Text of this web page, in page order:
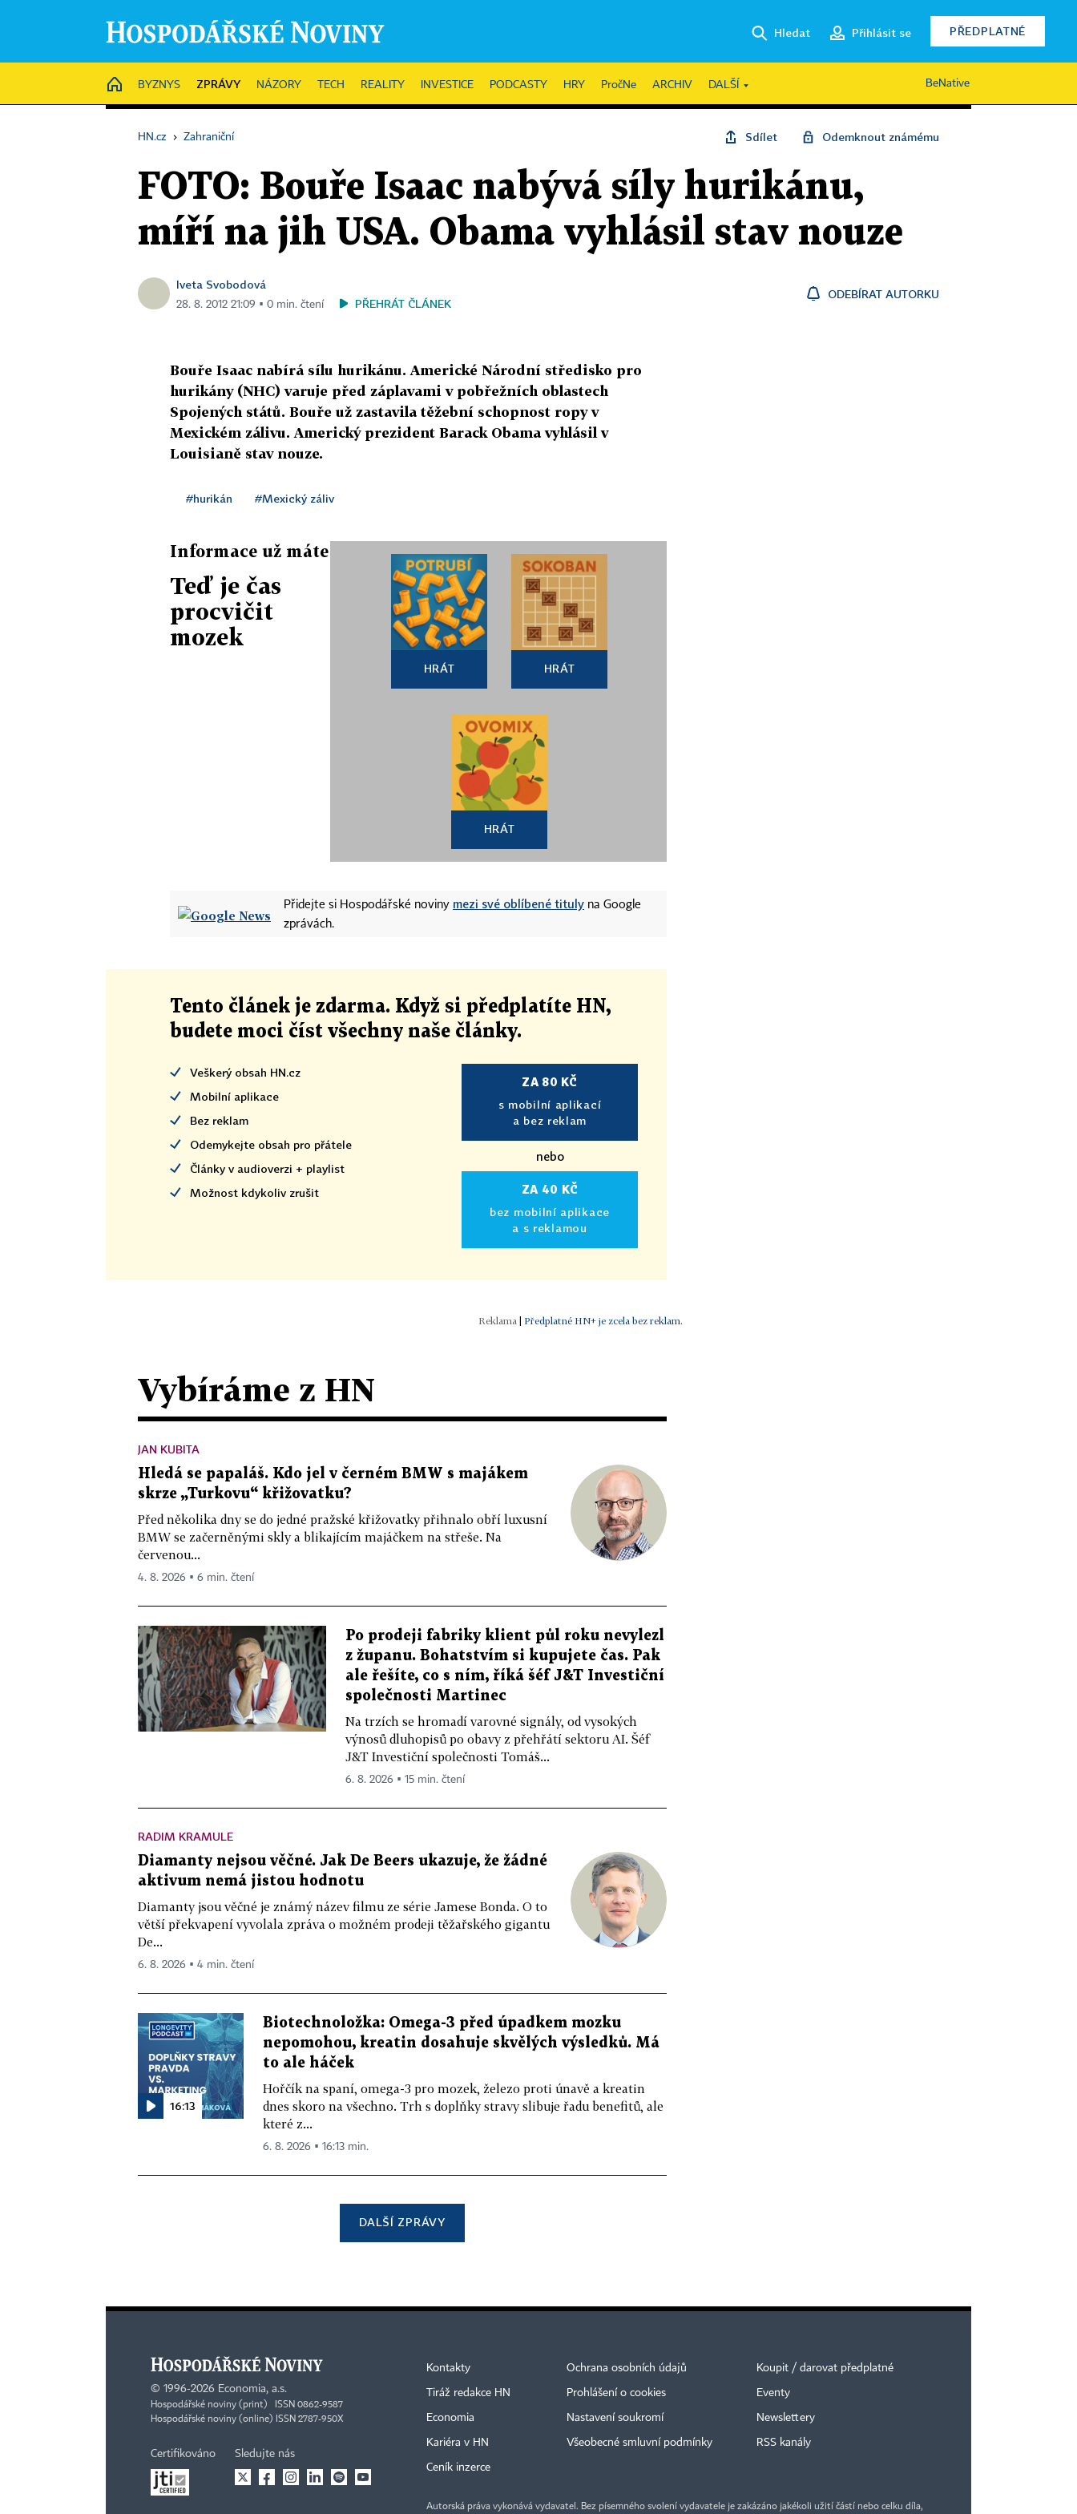
Hledat Přihlásit se PŘEDPLATNÉ
HOME
BYZNYS ZPRÁVY NÁZORY TECH REALITY INVESTICE PODCASTY HRY PročNe ARCHIV DALŠÍ BeNative
HN.cz › Zahraniční Sdílet Odemknout známému
FOTO: Bouře Isaac nabývá síly hurikánu,
míří na jih USA. Obama vyhlásil stav nouze
Iveta Svobodová
28. 8. 2012 21:09 ▪ 0 min. čtení PŘEHRÁT ČLÁNEK
ODEBÍRAT AUTORKU
Bouře Isaac nabírá sílu hurikánu. Americké Národní středisko pro
hurikány (NHC) varuje před záplavami v pobřežních oblastech
Spojených států. Bouře už zastavila těžební schopnost ropy v
Mexickém zálivu. Americký prezident Barack Obama vyhlásil v
Louisianě stav nouze.
#hurikán #Mexický záliv
Informace už máte
Teď je čas
procvičit
mozek
HRÁT HRÁT
HRÁT
Přidejte si Hospodářské noviny mezi své oblíbené tituly na Google
zprávách.
Tento článek je zdarma. Když si předplatíte HN,
budete moci číst všechny naše články.
Veškerý obsah HN.cz
Mobilní aplikace
Bez reklam
Odemykejte obsah pro přátele
Články v audioverzi + playlist
Možnost kdykoliv zrušit
ZA 80 KČ
s mobilní aplikací
a bez reklam
nebo
ZA 40 KČ
bez mobilní aplikace
a s reklamou
Předplatné HN+ je zcela bez reklam.
Vybíráme z HN
JAN KUBITA
Hledá se papaláš. Kdo jel v černém BMW s majákem
skrze „Turkovu“ křižovatku?
Před několika dny se do jedné pražské křižovatky přihnalo obří luxusní
BMW se začerněnými skly a blikajícím majáčkem na střeše. Na
červenou...
4. 8. 2026 ▪ 6 min. čtení
Po prodeji fabriky klient půl roku nevylezl
z županu. Bohatstvím si kupujete čas. Pak
ale řešíte, co s ním, říká šéf J&T Investiční
společnosti Martinec
Na trzích se hromadí varovné signály, od vysokých
výnosů dluhopisů po obavy z přehřátí sektoru AI. Šéf
J&T Investiční společnosti Tomáš...
6. 8. 2026 ▪ 15 min. čtení
RADIM KRAMULE
Diamanty nejsou věčné. Jak De Beers ukazuje, že žádné
aktivum nemá jistou hodnotu
Diamanty jsou věčné je známý název filmu ze série Jamese Bonda. O to
větší překvapení vyvolala zpráva o možném prodeji těžařského gigantu
De...
6. 8. 2026 ▪ 4 min. čtení
16:13
Biotechnoložka: Omega-3 před úpadkem mozku
nepomohou, kreatin dosahuje skvělých výsledků. Má
to ale háček
Hořčík na spaní, omega-3 pro mozek, železo proti únavě a kreatin
dnes skoro na všechno. Trh s doplňky stravy slibuje řadu benefitů, ale
které z...
6. 8. 2026 ▪ 16:13 min.
DALŠÍ ZPRÁVY
© 1996-2026 Economia, a.s.
Hospodářské noviny (print) ISSN 0862-9587
Hospodářské noviny (online) ISSN 2787-950X
Certifikováno Sledujte nás
Kontakty
Tiráž redakce HN
Economia
Kariéra v HN
Ceník inzerce
Ochrana osobních údajů
Prohlášení o cookies
Nastavení soukromí
Všeobecné smluvní podmínky
Koupit / darovat předplatné
Eventy
Newslettery
RSS kanály
Autorská práva vykonává vydavatel. Bez písemného svolení vydavatele je zakázáno jakékoli užití částí nebo celku díla,